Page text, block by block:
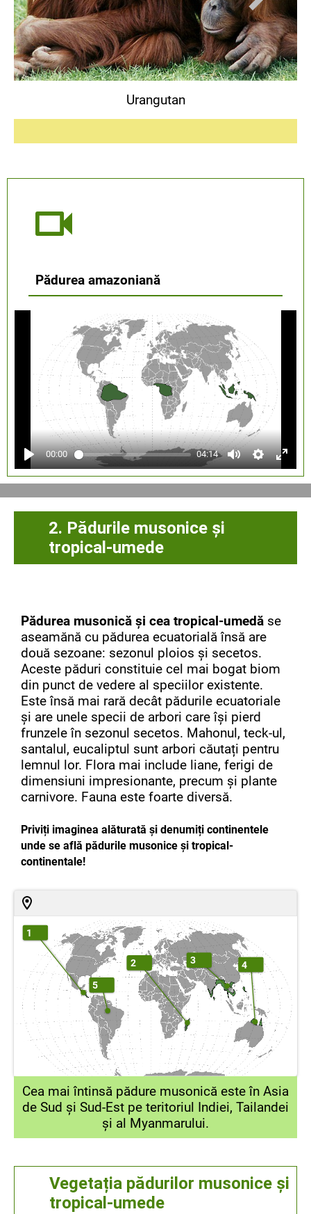
Urangutan
Pădurea amazoniană
00:00 04:14
2. Pădurile musonice și
tropical-umede
Pădurea musonică și cea tropical-umedă se
aseamănă cu pădurea ecuatorială însă are
două sezoane: sezonul ploios și secetos.
Aceste păduri constituie cel mai bogat biom
din punct de vedere al speciilor existente.
Este însă mai rară decât pădurile ecuatoriale
și are unele specii de arbori care își pierd
frunzele în sezonul secetos. Mahonul, teck-ul,
santalul, eucaliptul sunt arbori căutați pentru
lemnul lor. Flora mai include liane, ferigi de
dimensiuni impresionante, precum și plante
carnivore. Fauna este foarte diversă.
Priviți imaginea alăturată și denumiți continentele
unde se află pădurile musonice și tropical-
continentale!
1
2 3
5
4
Cea mai întinsă pădure musonică este în Asia
de Sud și Sud-Est pe teritoriul Indiei, Tailandei
și al Myanmarului.
Vegetația pădurilor musonice și
tropical-umede